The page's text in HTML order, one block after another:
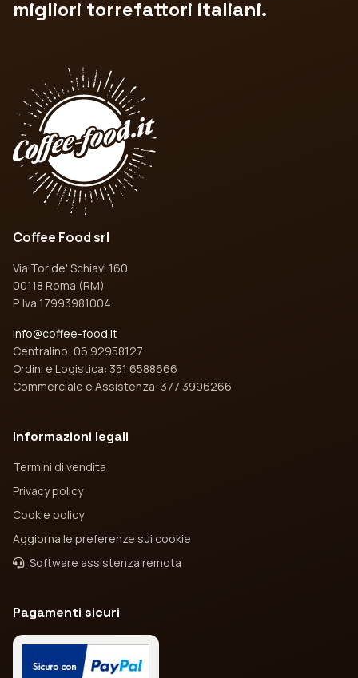
migliori torrefattori italiani.
Coffee Food srl
Via Tor de' Schiavi 160
00118 Roma (RM)
P. Iva 17993981004
info@coffee-food.it
Centralino: 06 92958127
Ordini e Logistica: 351 6588666
Commerciale e Assistenza: 377 3996266
Informazioni legali
Termini di vendita
Privacy policy
Cookie policy
Aggiorna le preferenze sui cookie
Software assistenza remota
Pagamenti sicuri